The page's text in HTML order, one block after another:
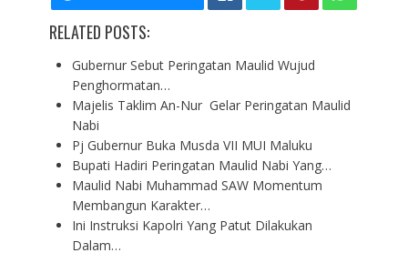
RELATED POSTS:
Gubernur Sebut Peringatan Maulid Wujud
Penghormatan…
Majelis Taklim An-Nur Gelar Peringatan Maulid
Nabi
Pj Gubernur Buka Musda VII MUI Maluku
Bupati Hadiri Peringatan Maulid Nabi Yang…
Maulid Nabi Muhammad SAW Momentum
Membangun Karakter…
Ini Instruksi Kapolri Yang Patut Dilakukan
Dalam…